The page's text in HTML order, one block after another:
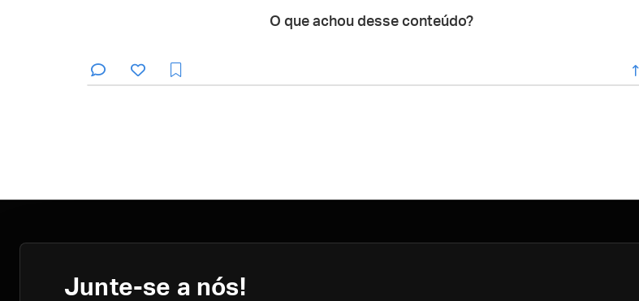
O que achou desse conteúdo?
enviar
Junte-se a nós!